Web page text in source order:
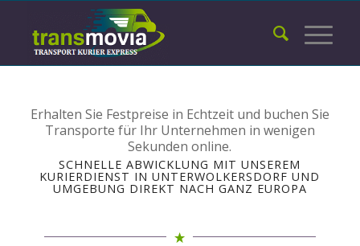
Erhalten Sie Festpreise in Echtzeit und buchen Sie
Transporte für Ihr Unternehmen in wenigen
Sekunden online.
SCHNELLE ABWICKLUNG MIT UNSEREM
KURIERDIENST IN UNTERWOLKERSDORF UND
UMGEBUNG DIREKT NACH GANZ EUROPA